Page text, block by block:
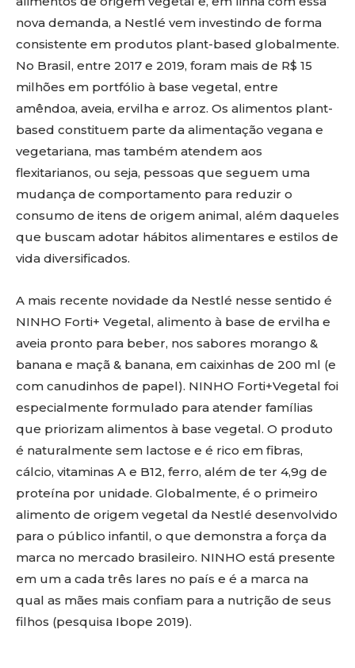
nova demanda, a Nestlé vem investindo de forma
consistente em produtos plant-based globalmente.
No Brasil, entre 2017 e 2019, foram mais de R$ 15
milhões em portfólio à base vegetal, entre
amêndoa, aveia, ervilha e arroz. Os alimentos plant-
based constituem parte da alimentação vegana e
vegetariana, mas também atendem aos
flexitarianos, ou seja, pessoas que seguem uma
mudança de comportamento para reduzir o
consumo de itens de origem animal, além daqueles
que buscam adotar hábitos alimentares e estilos de
vida diversificados.
A mais recente novidade da Nestlé nesse sentido é
NINHO Forti+ Vegetal, alimento à base de ervilha e
aveia pronto para beber, nos sabores morango &
banana e maçã & banana, em caixinhas de 200 ml (e
com canudinhos de papel). NINHO Forti+Vegetal foi
especialmente formulado para atender famílias
que priorizam alimentos à base vegetal. O produto
é naturalmente sem lactose e é rico em fibras,
cálcio, vitaminas A e B12, ferro, além de ter 4,9g de
proteína por unidade. Globalmente, é o primeiro
alimento de origem vegetal da Nestlé desenvolvido
para o público infantil, o que demonstra a força da
marca no mercado brasileiro. NINHO está presente
em um a cada três lares no país e é a marca na
qual as mães mais confiam para a nutrição de seus
filhos (pesquisa Ibope 2019).